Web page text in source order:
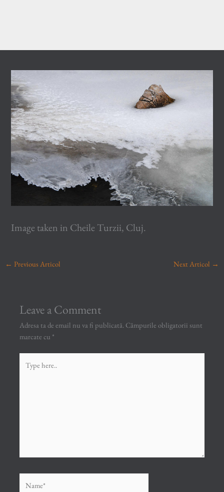
Image taken in Cheile Turzii, Cluj.
← Previous Articol Next Articol →
Leave a Comment
Adresa ta de email nu va fi publicată. Câmpurile obligatorii sunt
marcate cu *
here..